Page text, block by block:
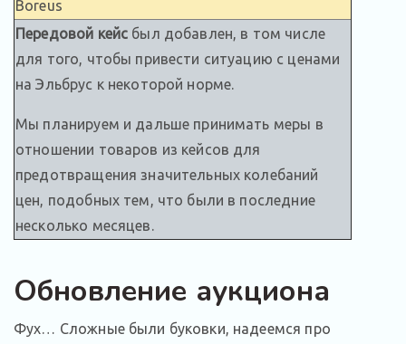
Boreus
Передовой кейс был добавлен, в том числе
для того, чтобы привести ситуацию с ценами
на Эльбрус к некоторой норме.
Мы планируем и дальше принимать меры в
отношении товаров из кейсов для
предотвращения значительных колебаний
цен, подобных тем, что были в последние
несколько месяцев.
Обновление аукциона
Фух… Сложные были буковки, надеемся про